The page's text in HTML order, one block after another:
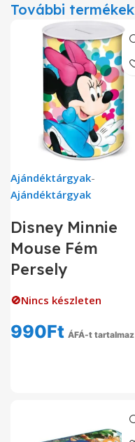
További termékek
Ajándéktárgyak-
Ajándéktárgyak
Disney Minnie
Mouse Fém
Persely
🚫Nincs készleten
990Ft ÁFÁ-t tartalmaz